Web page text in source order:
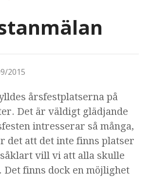
2015
årsfestplatserna på
Det är väldigt glädjande
intresserar så många,
det att det inte finns platser
vill vi att alla skulle
Det finns dock en möjlighet